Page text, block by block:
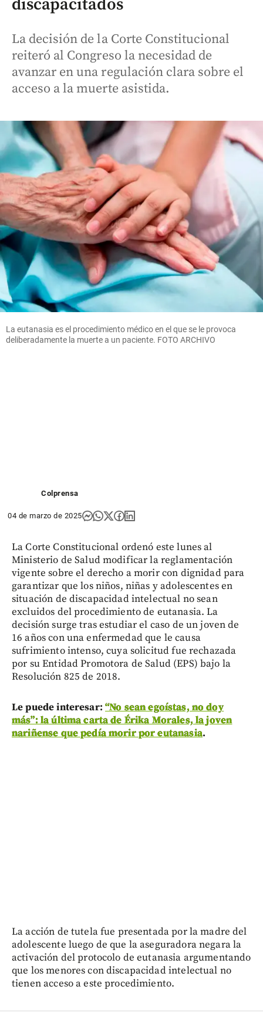
discapacitados
La decisión de la Corte Constitucional
reiteró al Congreso la necesidad de
avanzar en una regulación clara sobre el
acceso a la muerte asistida.
La eutanasia es el procedimiento médico en el que se le provoca
deliberadamente la muerte a un paciente. FOTO ARCHIVO
Colprensa
04 de marzo de 2025
La Corte Constitucional ordenó este lunes al
Ministerio de Salud modificar la reglamentación
vigente sobre el derecho a morir con dignidad para
garantizar que los niños, niñas y adolescentes en
situación de discapacidad intelectual no sean
excluidos del procedimiento de eutanasia. La
decisión surge tras estudiar el caso de un joven de
16 años con una enfermedad que le causa
sufrimiento intenso, cuya solicitud fue rechazada
por su Entidad Promotora de Salud (EPS) bajo la
Resolución 825 de 2018.
Le puede interesar: “No sean egoístas, no doy
más”: la última carta de Érika Morales, la joven
nariñense que pedía morir por eutanasia.
La acción de tutela fue presentada por la madre del
adolescente luego de que la aseguradora negara la
activación del protocolo de eutanasia argumentando
que los menores con discapacidad intelectual no
tienen acceso a este procedimiento.